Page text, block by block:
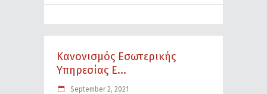
Κανονισμός Εσωτερικής
Υπηρεσίας Ε...
September 2, 2021